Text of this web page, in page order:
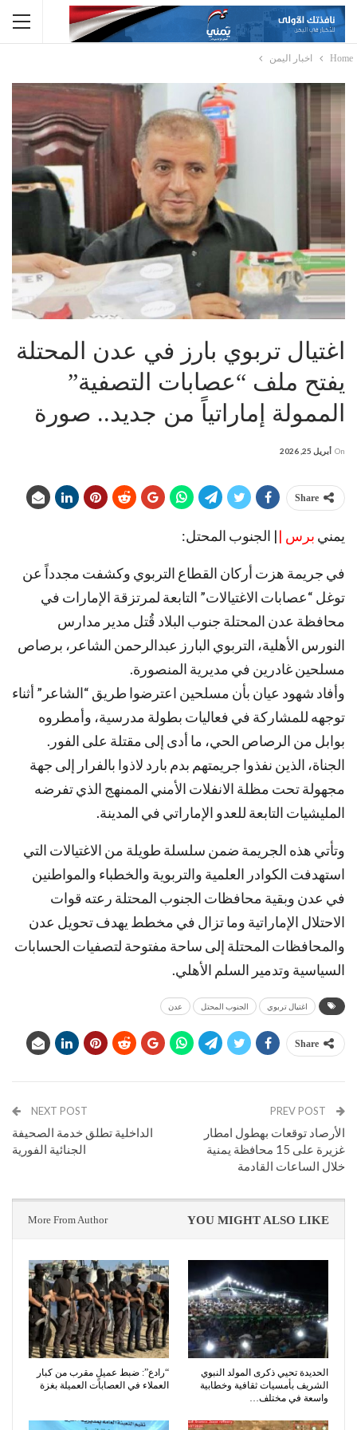
Home اخبار اليمن
اغتيال تربوي بارز في عدن المحتلة
يفتح ملف “عصابات التصفية”
الممولة إماراتياً من جديد.. صورة
On أبريل 25, 2026
Share
يمني برس || الجنوب المحتل:
في جريمة هزت أركان القطاع التربوي وكشفت مجدداً عن
توغل “عصابات الاغتيالات” التابعة لمرتزقة الإمارات في
محافظة عدن المحتلة جنوب البلاد قُتل مدير مدارس
النورس الأهلية، التربوي البارز عبدالرحمن الشاعر، برصاص
مسلحين غادرين في مديرية المنصورة.
وأفاد شهود عيان بأن مسلحين اعترضوا طريق “الشاعر” أثناء
توجهه للمشاركة في فعاليات بطولة مدرسية، وأمطروه
بوابل من الرصاص الحي، ما أدى إلى مقتلة على الفور.
الجناة، الذين نفذوا جريمتهم بدم بارد لاذوا بالفرار إلى جهة
مجهولة تحت مظلة الانفلات الأمني الممنهج الذي تفرضه
المليشيات التابعة للعدو الإماراتي في المدينة.
وتأتي هذه الجريمة ضمن سلسلة طويلة من الاغتيالات التي
استهدفت الكوادر العلمية والتربوية والخطباء والمواطنين
في عدن وبقية محافظات الجنوب المحتلة رعته قوات
الاحتلال الإماراتية وما تزال في مخطط يهدف تحويل عدن
والمحافظات المحتلة إلى ساحة مفتوحة لتصفيات الحسابات
السياسية وتدمير السلم الأهلي.
اغتيال تربوي الجنوب المحتل عدن
Share
الأرصاد توقعات بهطول امطار
غزيرة على 15 محافظة يمنية
خلال الساعات القادمة
NEXT POST
الداخلية تطلق خدمة الصحيفة
الجنائية الفورية
YOU MIGHT ALSO LIKE
More From Author
الحديدة تحيي ذكرى المولد النبوي
الشريف بأمسيات ثقافية وخطابية
واسعة في مختلف…
“رادع”: ضبط عميلٍ مقرب من كبار
العملاء في العصابات العميلة بغزة